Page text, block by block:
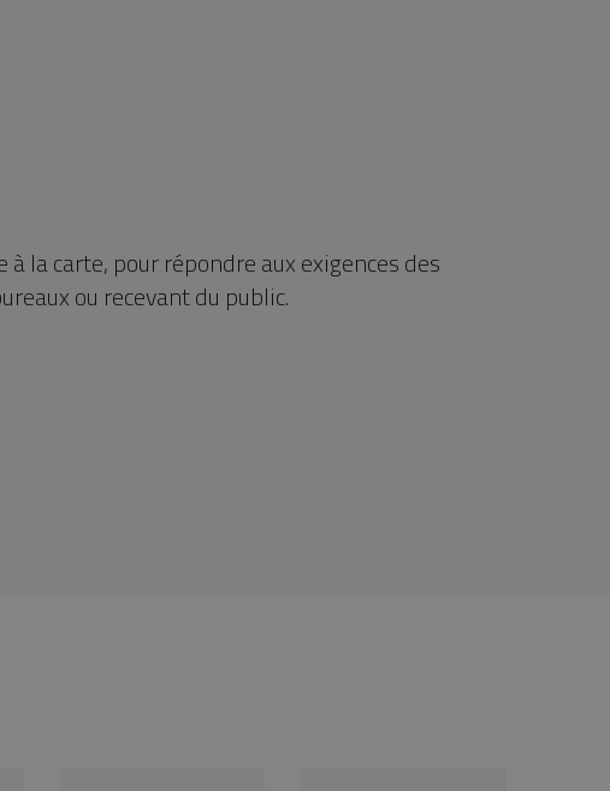
la carte, pour répondre aux exigences des
ou recevant du public.